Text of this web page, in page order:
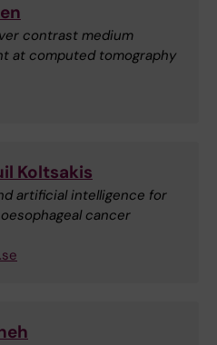
contrast medium
at computed tomography
Koltsakis
artificial intelligence for
cancer